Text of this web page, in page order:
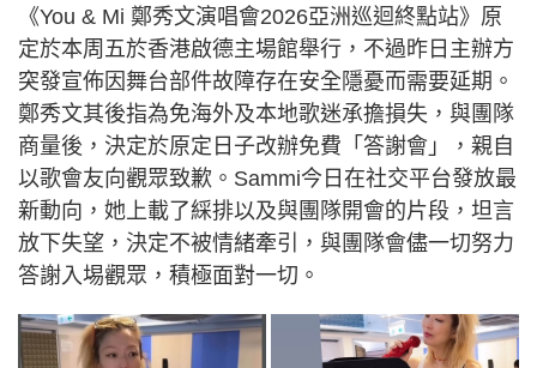
《You & Mi 鄭秀文演唱會2026亞洲巡迴終點站》原
定於本周五於香港啟德主場館舉行，不過昨日主辦方
突發宣佈因舞台部件故障存在安全隱憂而需要延期。
鄭秀文其後指為免海外及本地歌迷承擔損失，與團隊
商量後，決定於原定日子改辦免費「答謝會」，親自
以歌會友向觀眾致歉。Sammi今日在社交平台發放最
新動向，她上載了綵排以及與團隊開會的片段，坦言
放下失望，決定不被情緒牽引，與團隊會儘一切努力
答謝入埸觀眾，積極面對一切。